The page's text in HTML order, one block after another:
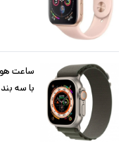
با سه بند